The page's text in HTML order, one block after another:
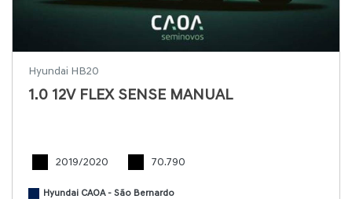
Hyundai HB20
1.0 12V FLEX SENSE MANUAL
2019/2020 70.790
Hyundai CAOA - São Bernardo